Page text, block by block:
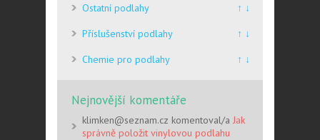
Ostatní podlahy
↑ ↓
Příslušenství podlahy
↑ ↓
Chemie pro podlahy
↑ ↓
Nejnovější komentáře
klimken@seznam.cz komentoval/a Jak
správně položit vinylovou podlahu